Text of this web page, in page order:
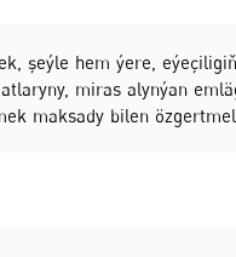
şeýle hem ýere,
miras alynýan
maksady bilen